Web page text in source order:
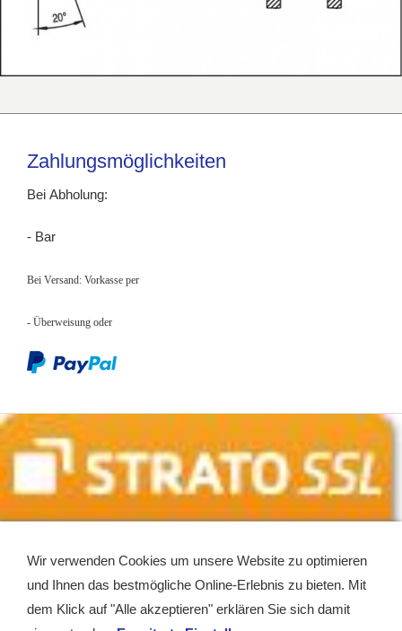
Zahlungsmöglichkeiten
Bei Abholung:
- Bar
Bei Versand: Vorkasse per
- Überweisung oder
Wir verwenden Cookies um unsere Website zu optimieren
und Ihnen das bestmögliche Online-Erlebnis zu bieten. Mit
dem Klick auf "Alle akzeptieren" erklären Sie sich damit